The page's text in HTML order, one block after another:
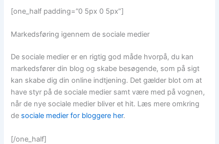
[one_half padding=”0 5px 0 5px”]
Markedsføring igennem de sociale medier
De sociale medier er en rigtig god måde hvorpå, du kan
markedsfører din blog og skabe besøgende, som på sigt
kan skabe dig din online indtjening. Det gælder blot om at
have styr på de sociale medier samt være med på vognen,
når de nye sociale medier bliver et hit. Læs mere omkring
de sociale medier for bloggere her.
[/one_half]